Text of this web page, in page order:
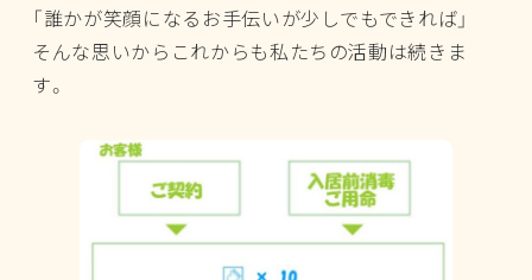
「誰かが笑顔になるお手伝いが少しでもできれば」
そんな思いからこれからも私たちの活動は続きま
す。